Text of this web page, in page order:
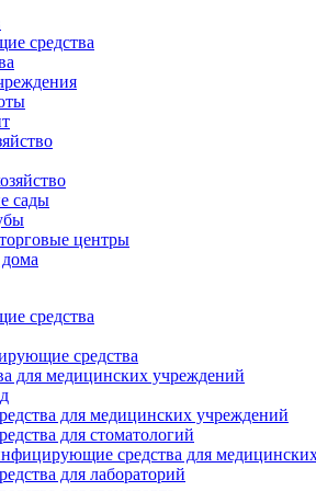
средства
сады
центры
дома
средства
средства
для медицинских учреждений
для медицинских учреждений
для стоматологий
средства для
для лабораторий